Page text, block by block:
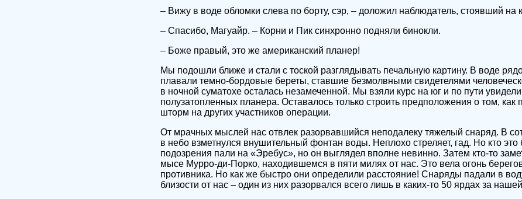
– Вижу в воде обломки слева по борту, сэр, – доложил наблюдатель, стоявший на
– Спасибо, Магуайр. – Корни и Пик синхронно подняли бинокли.
– Боже правый, это же американский планер!
Мы подошли ближе и стали с тоской разглядывать печальную картину. В воде
плавали темно-бордовые береты, ставшие безмолвными свидетелями
в ночной суматохе осталась незамеченной. Мы взяли курс на юг и по пути
полузатопленных планера. Оставалось только строить предположения о том, как
шторм на других участников операции.
От мрачных мыслей нас отвлек разорвавшийся неподалеку тяжелый снаряд. В
в небо взметнулся внушительный фонтан воды. Неплохо стреляет, гад. Но кто
подозрения пали на «Эребус», но он выглядел вполне невинно. Затем кто-то
мысе Мурро-ди-Порко, находившемся в пяти милях от нас. Это вела огонь
противника. Но как же быстро они определили расстояние! Снаряды падали в
близости от нас – один из них разорвался всего лишь в каких-то 50 ярдах за